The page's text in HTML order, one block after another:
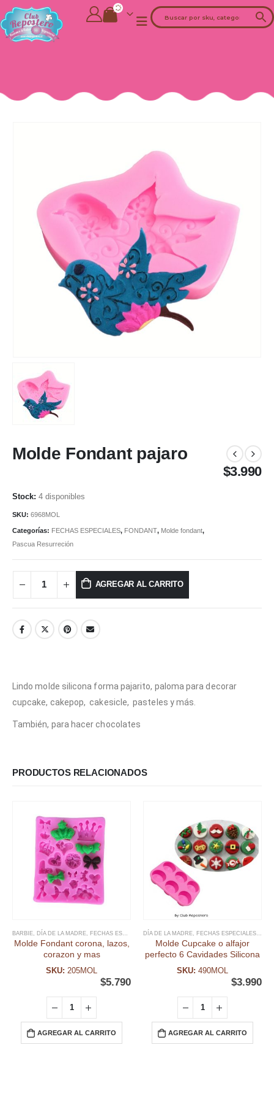
Molde Fondant pajaro
$3.990
4 disponibles
SKU: 6968MOL
Categorías: FECHAS ESPECIALES, FONDANT, Molde fondant,
Pascua Resurreción
AGREGAR AL CARRITO
Lindo molde silicona forma pajarito, paloma para decorar
cupcake, cakepop, cakesicle, pasteles y más.
También, para hacer chocolates
PRODUCTOS RELACIONADOS
BARBIE DÍA DE LA MADRE FECHAS ESPECIALES , FONDANT, MOLDE FONDANT,MOLDES
Molde Fondant corona, lazos,
corazon y mas
SKU: 205MOL
$5.790
AGREGAR AL CARRITO
DÍA DE LA MADRE FECHAS ESPECIALES
Molde Cupcake o alfajor
perfecto 6 Cavidades Silicona
SKU: 490MOL
$3.990
AGREGAR AL CARRITO